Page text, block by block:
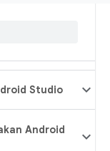
Studio
Android